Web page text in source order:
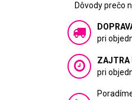
Dôvody prečo
pri
ZAJTRA
pri